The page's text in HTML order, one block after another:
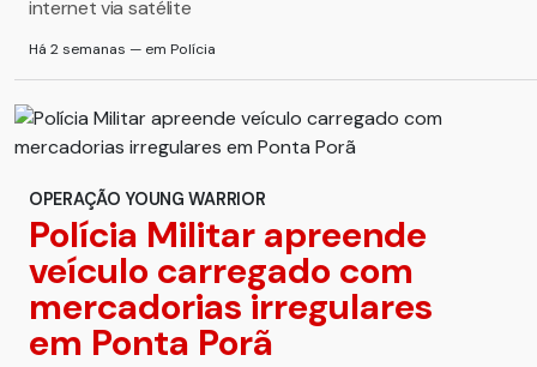
internet via satélite
Há 2 semanas — em Polícia
OPERAÇÃO YOUNG WARRIOR
Polícia Militar apreende
veículo carregado com
mercadorias irregulares
em Ponta Porã